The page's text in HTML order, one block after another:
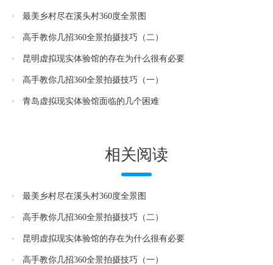
最美乡村尽在溪头村360度全景图
高手教你几招360全景拍摄技巧（二）
昆明虚拟现实体验馆的存在为什么很有必要
高手教你几招360全景拍摄技巧（一）
青岛虚拟现实体验馆面临的几个困难
相关阅读
最美乡村尽在溪头村360度全景图
高手教你几招360全景拍摄技巧（二）
昆明虚拟现实体验馆的存在为什么很有必要
高手教你几招360全景拍摄技巧（一）